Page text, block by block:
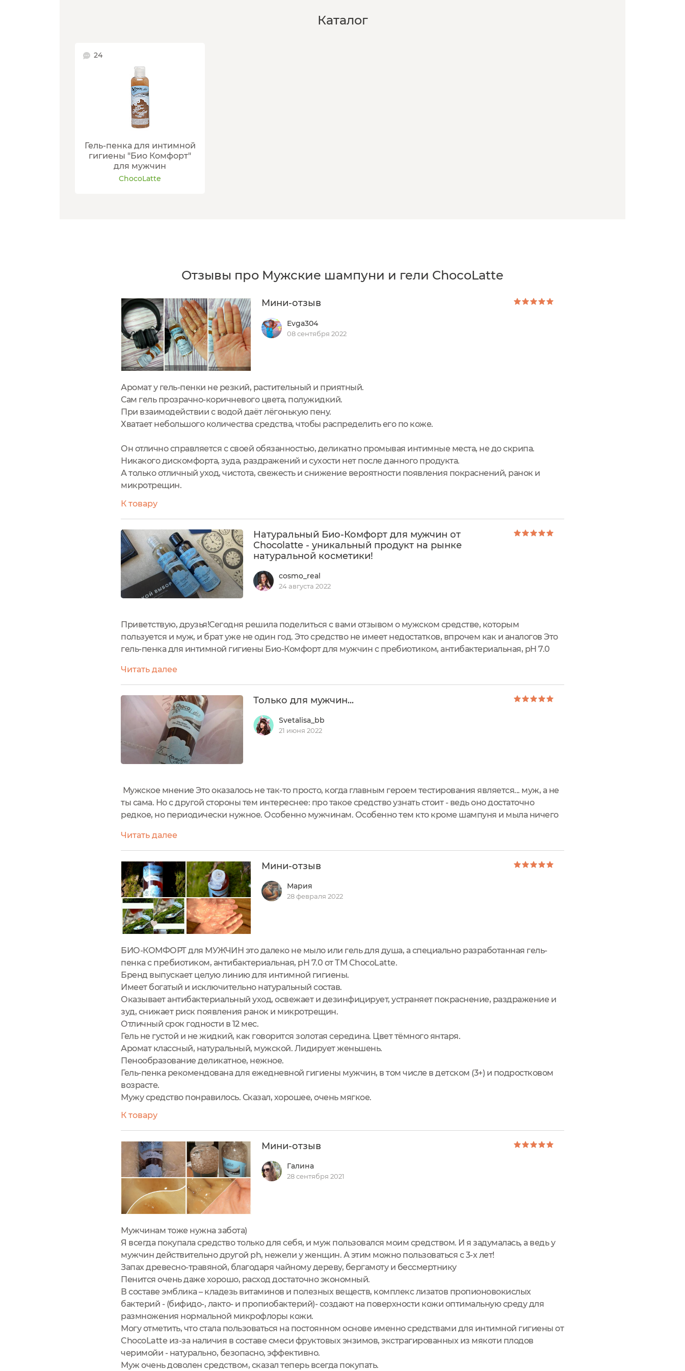
Каталог
24
Гель-пенка для интимной
гигиены "Био Комфорт"
для мужчин
ChocoLatte
Отзывы про Мужские шампуни и гели ChocoLatte
Мини-отзыв
Evga304
08 сентября 2022
Аромат у гель-пенки не резкий, растительный и приятный.
Сам гель прозрачно-коричневого цвета, полужидкий.
При взаимодействии с водой даёт лёгонькую пену.
Хватает небольшого количества средства, чтобы распределить его по коже.
Он отлично справляется с своей обязанностью, деликатно промывая интимные места, не до скрипа.
Никакого дискомфорта, зуда, раздражений и сухости нет после данного продукта.
А только отличный уход, чистота, свежесть и снижение вероятности появления покраснений, ранок и
микротрещин.
К товару
Натуральный Био-Комфорт для мужчин от
Chocolatte - уникальный продукт на рынке
натуральной косметики!
cosmo_real
24 августа 2022
Приветствую, друзья!Сегодня решила поделиться с вами отзывом о мужском средстве, которым
пользуется и муж, и брат уже не один год. Это средство не имеет недостатков, впрочем как и аналогов Это
гель-пенка для интимной гигиены Био-Комфорт для мужчин с пребиотиком, антибактериальная, pH 7.0
женщины, но...
Читать далее
Только для мужчин...
Svetalisa_bb
21 июня 2022
Мужское мнение Это оказалось не так-то просто, когда главным героем тестирования является... муж, а не
ты сама. Но с другой стороны тем интереснее: про такое средство узнать стоит - ведь оно достаточно
редкое, но периодически нужное. Особенно мужчинам. Особенно тем кто кроме шампуня и мыла ничего
интимной...
Читать далее
Мини-отзыв
Мария
28 февраля 2022
БИО-КОМФОРТ для МУЖЧИН это далеко не мыло или гель для душа, а специально разработанная гель-
пенка с пребиотиком, антибактериальная, pH 7.0 от ТМ ChocoLatte.
Бренд выпускает целую линию для интимной гигиены.
Имеет богатый и исключительно натуральный состав.
Оказывает антибактериальный уход, освежает и дезинфицирует, устраняет покраснение, раздражение и
зуд, снижает риск появления ранок и микротрещин.
Отличный срок годности в 12 мес.
Гель не густой и не жидкий, как говорится золотая середина. Цвет тёмного янтаря.
Аромат классный, натуральный, мужской. Лидирует женьшень.
Пенообразование деликатное, нежное.
Гель-пенка рекомендована для ежедневной гигиены мужчин, в том числе в детском (3+) и подростковом
возрасте.
Мужу средство понравилось. Сказал, хорошее, очень мягкое.
К товару
Мини-отзыв
Галина
28 сентября 2021
Мужчинам тоже нужна забота)
Я всегда покупала средство только для себя, и муж пользовался моим средством. И я задумалась, а ведь у
мужчин действительно другой рh, нежели у женщин. А этим можно пользоваться с 3-х лет!
Запах древесно-травяной, благодаря чайному дереву, бергамоту и бессмертнику
Пенится очень даже хорошо, расход достаточно экономный.
В составе эмблика – кладезь витаминов и полезных веществ, комплекс лизатов пропионовокислых
бактерий - (бифидо-, лакто- и пропиобактерий)- создают на поверхности кожи оптимальную среду для
размножения нормальной микрофлоры кожи.
Могу отметить, что стала пользоваться на постоянном основе именно средствами для интимной гигиены от
ChocoLatte из-за наличия в составе смеси фруктовых энзимов, экстрагированных из мякоти плодов
черимойи - натурально, безопасно, эффективно.
Муж очень доволен средством, сказал теперь всегда покупать.